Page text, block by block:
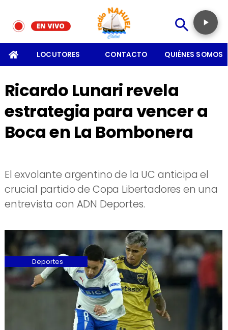
LOCUTORES CONTACTO QUIÉNES SOMOS
Ricardo Lunari revela
estrategia para vencer a
Boca en La Bombonera
El exvolante argentino de la UC anticipa el
crucial partido de Copa Libertadores en una
entrevista con ADN Deportes.
Deportes